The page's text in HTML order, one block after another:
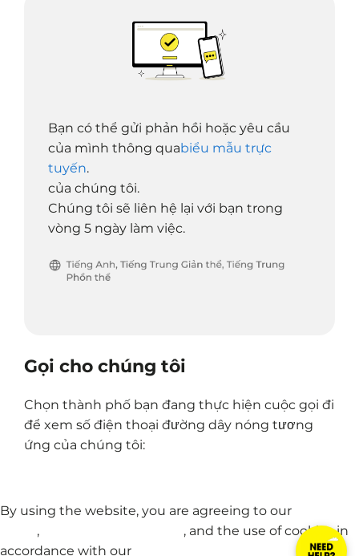
Bạn có thể gửi phản hồi hoặc yêu cầu
của mình thông quabiểu mẫu trực
tuyến.
của chúng tôi.
Chúng tôi sẽ liên hệ lại với bạn trong
vòng 5 ngày làm việc.
Gọi cho chúng tôi
Chọn thành phố bạn đang thực hiện cuộc gọi đi
để xem số điện thoại đường dây nóng tương
ứng của chúng tôi:
By using the website, you are agreeing to our
,
, and the use of cookies in
accordance with our